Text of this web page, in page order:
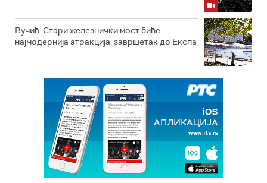
Вучић: Стари железнички мост биће
најмодернија атракција, завршетак до Експа